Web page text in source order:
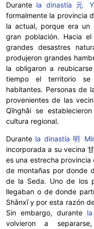
Durante la dinastía 元
formalmente la provincia
la actual, porque era
gran población. Hacia
grandes desastres
produjeron grandes
la obligaron a
tiempo el territorio se
habitantes. Personas de
provenientes de las
Qīnghǎi se
cultura regional.
Durante la dinastía 明
incorporada a su vecina
es una estrecha
de montañas por donde
de la Seda. Uno de los
llegaban o de donde
Shǎnxī y por esta razón
Sin embargo, durante
volvieron a